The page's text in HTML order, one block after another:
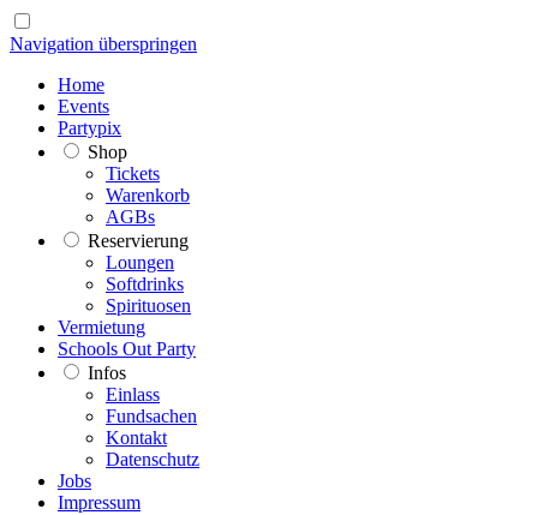
Navigation überspringen
Home
Events
Partypix
Shop
Tickets
Warenkorb
AGBs
Reservierung
Loungen
Softdrinks
Spirituosen
Vermietung
Schools Out Party
Infos
Einlass
Fundsachen
Kontakt
Datenschutz
Jobs
Impressum